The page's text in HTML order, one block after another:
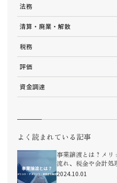
法務
清算・廃業・解散
税務
評価
資金調達
よく読まれている記事
事業譲渡とは？メリ
流れ、税金や会計処
2024.10.01